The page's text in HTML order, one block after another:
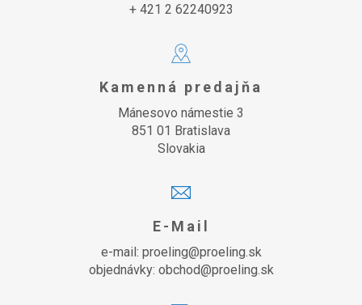
+ 421 2 62240923
Kamenná predajňa
Mánesovo námestie 3
851 01 Bratislava
Slovakia
E-Mail
e-mail: proeling@proeling.sk
objednávky: obchod@proeling.sk